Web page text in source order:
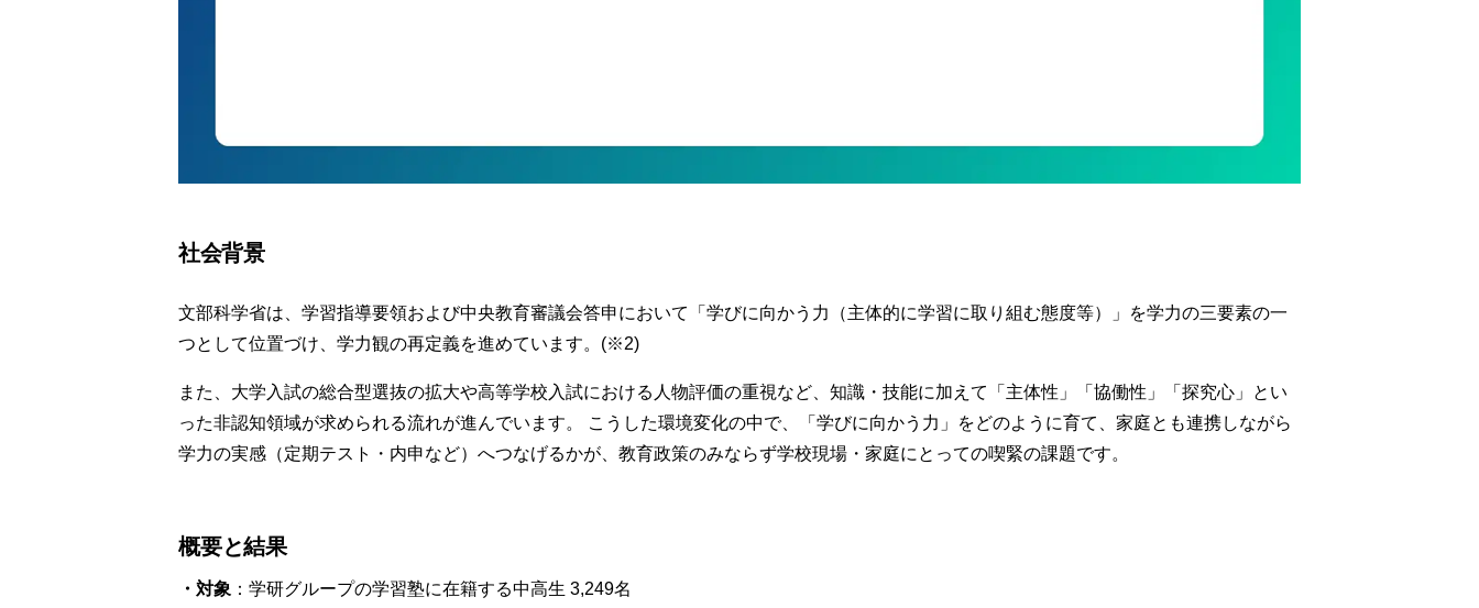
社会背景
文部科学省は、学習指導要領および中央教育審議会答申において「学びに向かう力（主体的に学習に取り組む態度等）」を学力の三要素の一
つとして位置づけ、学力観の再定義を進めています。(※2)
また、大学入試の総合型選抜の拡大や高等学校入試における人物評価の重視など、知識・技能に加えて「主体性」「協働性」「探究心」とい
った非認知領域が求められる流れが進んでいます。 こうした環境変化の中で、「学びに向かう力」をどのように育て、家庭とも連携しながら
学力の実感（定期テスト・内申など）へつなげるかが、教育政策のみならず学校現場・家庭にとっての喫緊の課題です。
概要と結果
・対象 ：学研グループの学習塾に在籍する中高生 3,249名